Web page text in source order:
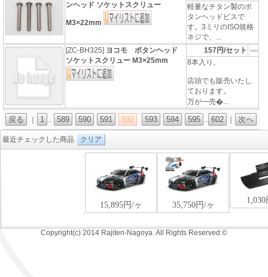
ンヘッド ソケットスクリュー
M3×22mm
軽量なチタン製のボ
タンヘッドビスで
す。3ミリのISO規格
ネジで、...
[ZC-BH325] ヨコモ ボタンヘッド
ソケットスクリュー M3×25mm
157円/セット
8本入り。
店頭でも販売いたし
ております。
万が一売�...
戻る 1 .. 589 590 591 592 593 594 595 .. 602 次へ
最近チェックした商品 クリア
Copyright(c) 2014 Rajiten-Nagoya. All Rights Reserved.©